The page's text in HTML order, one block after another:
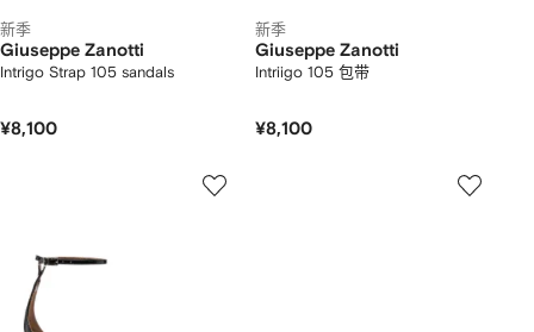
新季
Giuseppe Zanotti
Intrigo Strap 105 sandals
¥8,100
新季
Giuseppe Zanotti
Intriigo 105 包带
¥8,100